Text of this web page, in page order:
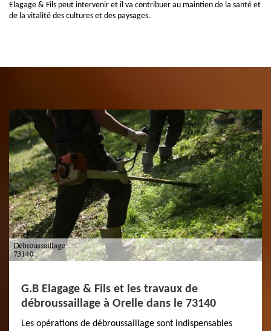
Elagage & Fils peut intervenir et il va contribuer au maintien de la santé et
de la vitalité des cultures et des paysages.
G.B Elagage & Fils et les travaux de
débroussaillage à Orelle dans le 73140
Les opérations de débroussaillage sont indispensables